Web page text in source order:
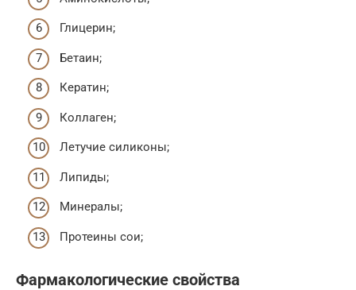
Глицерин;
Бетаин;
Кератин;
Коллаген;
Летучие силиконы;
Липиды;
Минералы;
Протеины сои;
Фармакологические свойства